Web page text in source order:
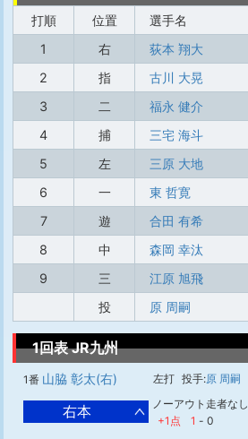
打順
位置 選手名
1
右 荻本 翔大
2
指 古川 大晃
3
二 福永 健介
4
捕 三宅 海斗
5
左 三原 大地
6
一 東 哲寛
7
遊 合田 有希
8
中 森岡 幸汰
9
三 江原 旭飛
投
原 周嗣
1回表 JR九州
1番 山脇 彰太(右) 左打 投手:原 周嗣
右本
ノーアウト走者なし
+1点
1 - 0